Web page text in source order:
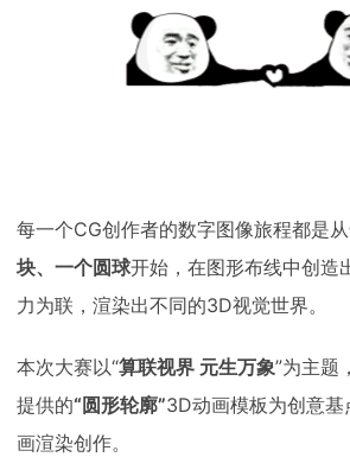
每一个CG创作者的数字图像旅程都是从
块、一个圆球开始，在图形布线中创造
力为联，渲染出不同的3D视觉世界。
本次大赛以“算联视界 元生万象”为主题
提供的“圆形轮廓”3D动画模板为创意基
画渲染创作。